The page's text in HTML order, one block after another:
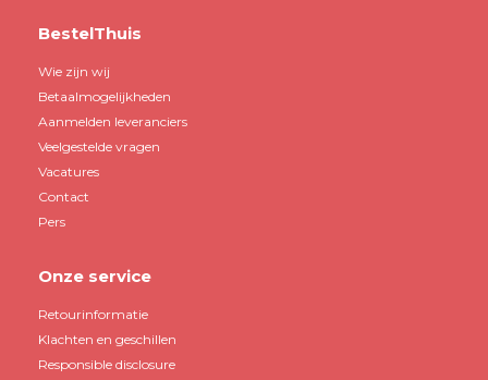
BestelThuis
Wie zijn wij
Betaalmogelijkheden
Aanmelden leveranciers
Veelgestelde vragen
Vacatures
Contact
Pers
Onze service
Retourinformatie
Klachten en geschillen
Responsible disclosure